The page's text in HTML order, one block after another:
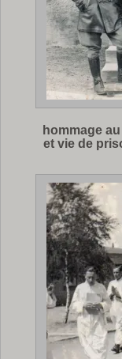
hommage
et vie de